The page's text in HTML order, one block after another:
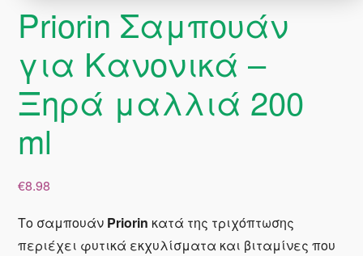
Priorin Σαμπουάν
για Κανονικά –
Ξηρά μαλλιά 200
ml
€8.98
Το σαμπουάν Priorin κατά της τριχόπτωσης
περιέχει φυτικά εκχυλίσματα και βιταμίνες που